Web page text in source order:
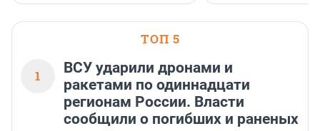
ТОП 5
1
ВСУ ударили дронами и
ракетами по одиннадцати
регионам России. Власти
сообщили о погибших и раненых